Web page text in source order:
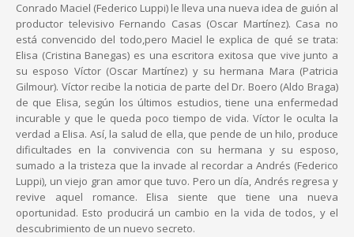
Conrado Maciel (Federico Luppi) le lleva una nueva idea de guión al
productor televisivo Fernando Casas (Oscar Martínez). Casa no
está convencido del todo,pero Maciel le explica de qué se trata:
Elisa (Cristina Banegas) es una escritora exitosa que vive junto a
su esposo Víctor (Oscar Martínez) y su hermana Mara (Patricia
Gilmour). Víctor recibe la noticia de parte del Dr. Boero (Aldo Braga)
de que Elisa, según los últimos estudios, tiene una enfermedad
incurable y que le queda poco tiempo de vida. Víctor le oculta la
verdad a Elisa. Así, la salud de ella, que pende de un hilo, produce
dificultades en la convivencia con su hermana y su esposo,
sumado a la tristeza que la invade al recordar a Andrés (Federico
Luppi), un viejo gran amor que tuvo. Pero un día, Andrés regresa y
revive aquel romance. Elisa siente que tiene una nueva
oportunidad. Esto producirá un cambio en la vida de todos, y el
descubrimiento de un nuevo secreto.